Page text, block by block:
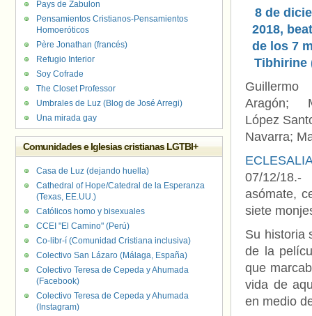
8 de
2018,
de los 7
Tibhirine
Aragón;
López
Navarra;
07/12/
asómate,
siete
Su historia
de la
que
vida de
en medio
Pays de Zabulon
Pensamientos Cristianos-Pensamientos
Homoeróticos
Père Jonathan (francés)
Refugio Interior
Soy Cofrade
The Closet Professor
Umbrales de Luz (Blog de José Arregi)
Una mirada gay
Comunidades e Iglesias cristianas LGTBI+
Casa de Luz (dejando huella)
Cathedral of Hope/Catedral de la Esperanza
(Texas, EE.UU.)
Católicos homo y bisexuales
CCEI "El Camino" (Perú)
Co-libr-í (Comunidad Cristiana inclusiva)
Colectivo San Lázaro (Málaga, España)
Colectivo Teresa de Cepeda y Ahumada
(Facebook)
Colectivo Teresa de Cepeda y Ahumada
(Instagram)